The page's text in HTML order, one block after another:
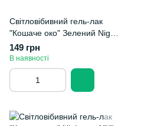
Світловібивний гель-лак
"Кошаче око" Зелений Night
cat ART номер 09
149 грн
В наявності